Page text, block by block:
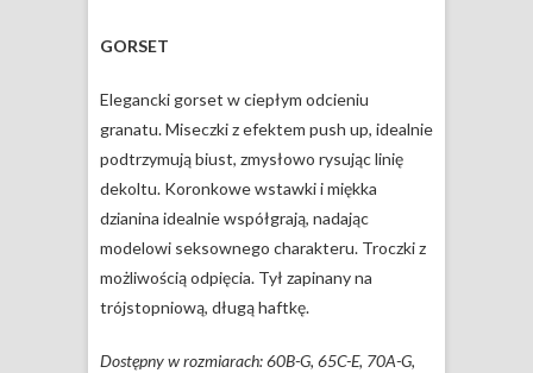
GORSET
Elegancki gorset w ciepłym odcieniu
granatu. Miseczki z efektem push up, idealnie
podtrzymują biust, zmysłowo rysując linię
dekoltu. Koronkowe wstawki i miękka
dzianina idealnie współgrają, nadając
modelowi seksownego charakteru. Troczki z
możliwością odpięcia. Tył zapinany na
trójstopniową, długą haftkę.
Dostępny w rozmiarach: 60B-G, 65C-E, 70A-G,